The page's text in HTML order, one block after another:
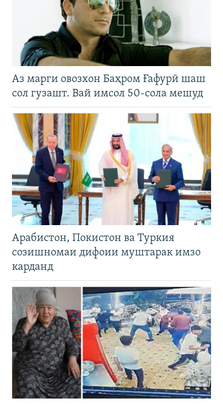
Аз марги овозхон Баҳром Ғафурӣ шаш
сол гузашт. Вай имсол 50-сола мешуд
Арабистон, Покистон ва Туркия
созишномаи дифоии муштарак имзо
карданд